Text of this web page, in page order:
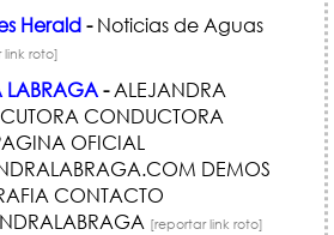
Herald-Noticias de Aguas
roto]
LABRAGA-ALEJANDRA
CONDUCTORA
OFICIAL
DEMOS
CONTACTO
[reportar link roto]